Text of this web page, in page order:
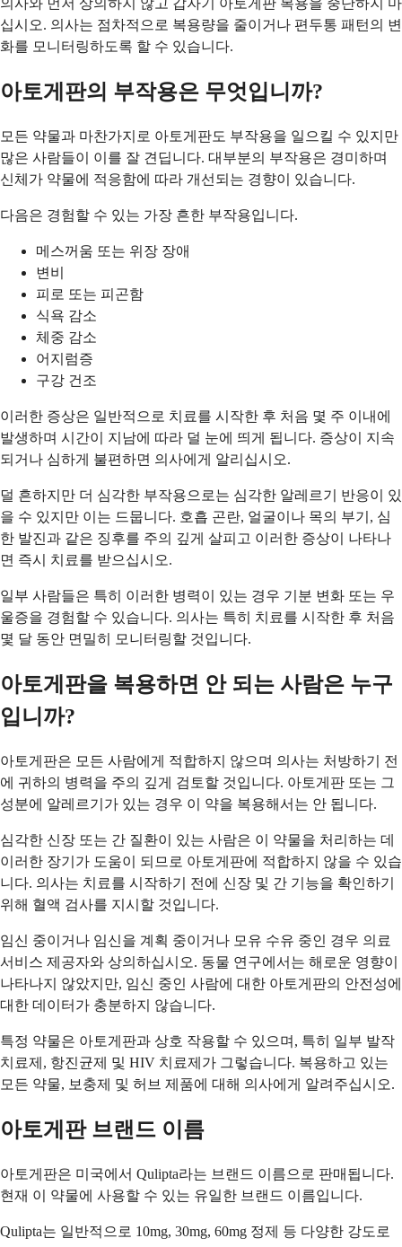
의사와 먼저 상의하지 않고 갑자기 아토게판 복용을 중단하지 마
십시오. 의사는 점차적으로 복용량을 줄이거나 편두통 패턴의 변
화를 모니터링하도록 할 수 있습니다.
아토게판의 부작용은 무엇입니까?
모든 약물과 마찬가지로 아토게판도 부작용을 일으킬 수 있지만
많은 사람들이 이를 잘 견딥니다. 대부분의 부작용은 경미하며
신체가 약물에 적응함에 따라 개선되는 경향이 있습니다.
다음은 경험할 수 있는 가장 흔한 부작용입니다.
메스꺼움 또는 위장 장애
변비
피로 또는 피곤함
식욕 감소
체중 감소
어지럼증
구강 건조
이러한 증상은 일반적으로 치료를 시작한 후 처음 몇 주 이내에
발생하며 시간이 지남에 따라 덜 눈에 띄게 됩니다. 증상이 지속
되거나 심하게 불편하면 의사에게 알리십시오.
덜 흔하지만 더 심각한 부작용으로는 심각한 알레르기 반응이 있
을 수 있지만 이는 드뭅니다. 호흡 곤란, 얼굴이나 목의 부기, 심
한 발진과 같은 징후를 주의 깊게 살피고 이러한 증상이 나타나
면 즉시 치료를 받으십시오.
일부 사람들은 특히 이러한 병력이 있는 경우 기분 변화 또는 우
울증을 경험할 수 있습니다. 의사는 특히 치료를 시작한 후 처음
몇 달 동안 면밀히 모니터링할 것입니다.
아토게판을 복용하면 안 되는 사람은 누구
입니까?
아토게판은 모든 사람에게 적합하지 않으며 의사는 처방하기 전
에 귀하의 병력을 주의 깊게 검토할 것입니다. 아토게판 또는 그
성분에 알레르기가 있는 경우 이 약을 복용해서는 안 됩니다.
심각한 신장 또는 간 질환이 있는 사람은 이 약물을 처리하는 데
이러한 장기가 도움이 되므로 아토게판에 적합하지 않을 수 있습
니다. 의사는 치료를 시작하기 전에 신장 및 간 기능을 확인하기
위해 혈액 검사를 지시할 것입니다.
임신 중이거나 임신을 계획 중이거나 모유 수유 중인 경우 의료
서비스 제공자와 상의하십시오. 동물 연구에서는 해로운 영향이
나타나지 않았지만, 임신 중인 사람에 대한 아토게판의 안전성에
대한 데이터가 충분하지 않습니다.
특정 약물은 아토게판과 상호 작용할 수 있으며, 특히 일부 발작
치료제, 항진균제 및 HIV 치료제가 그렇습니다. 복용하고 있는
모든 약물, 보충제 및 허브 제품에 대해 의사에게 알려주십시오.
아토게판 브랜드 이름
아토게판은 미국에서 Qulipta라는 브랜드 이름으로 판매됩니다.
현재 이 약물에 사용할 수 있는 유일한 브랜드 이름입니다.
Qulipta는 일반적으로 10mg, 30mg, 60mg 정제 등 다양한 강도로